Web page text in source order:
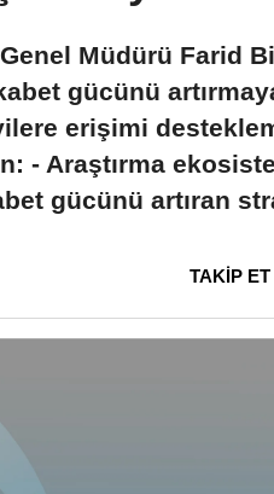
Müdürü Farid
gücünü
erişimi
- Araştırma
gücünü artıran
TAKİP ET